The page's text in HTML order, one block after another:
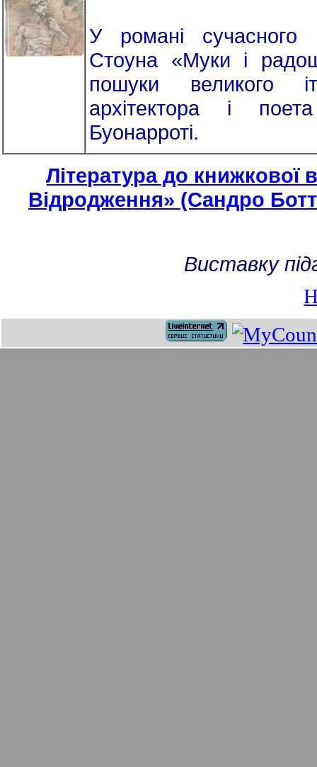
У романі сучасного
Стоуна «Муки і
пошуки великого
архітектора і
Буонарроті.
Література до книжкової
Відродження» (Сандро
Виставку